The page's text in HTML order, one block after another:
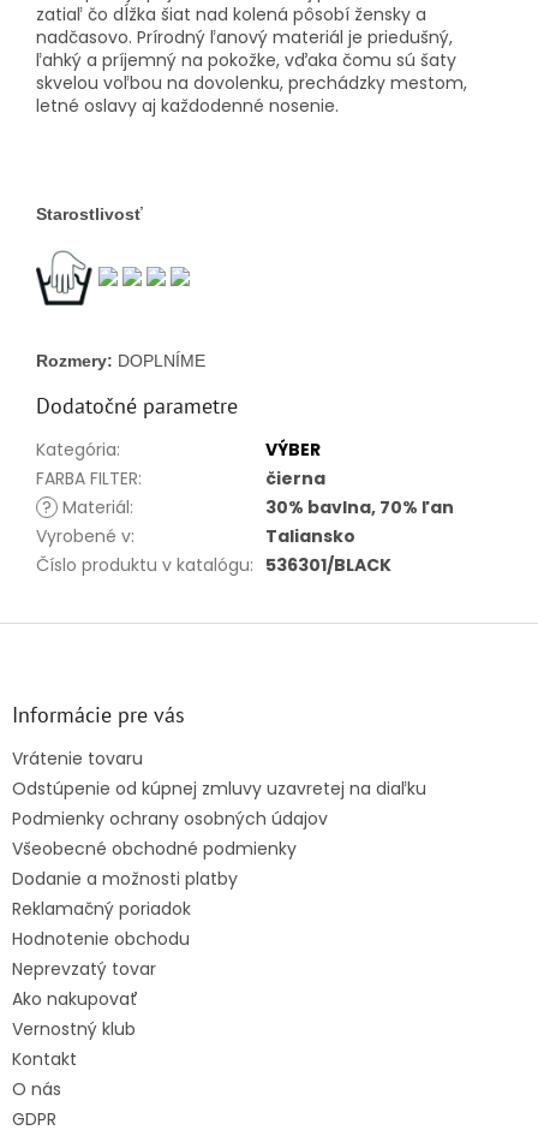
zatiaľ čo dĺžka šiat nad kolená pôsobí žensky a
nadčasovo. Prírodný ľanový materiál je priedušný,
ľahký a príjemný na pokožke, vďaka čomu sú šaty
skvelou voľbou na dovolenku, prechádzky mestom,
letné oslavy aj každodenné nosenie.
Starostlivosť
Rozmery: DOPLNÍME
Dodatočné parametre
Kategória:
VÝBER
FARBA FILTER:
čierna
? Materiál:
30% bavlna, 70% ľan
Vyrobené v:
Taliansko
Číslo produktu v katalógu: 536301/BLACK
Z
Informácie pre vás
Vrátenie tovaru
Odstúpenie od kúpnej zmluvy uzavretej na diaľku
Podmienky ochrany osobných údajov
Všeobecné obchodné podmienky
Dodanie a možnosti platby
Reklamačný poriadok
Hodnotenie obchodu
Neprevzatý tovar
Ako nakupovať
Vernostný klub
Kontakt
O nás
GDPR